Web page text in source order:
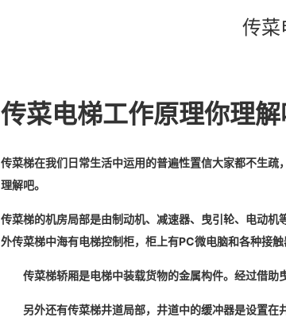
传菜
传菜电梯工作原理你理
传菜梯在我们日常生活中运用的普遍性置信大家都不生
理解吧。
传菜梯的机房局部是由制动机、减速器、曳引轮、电动
外传菜梯中海有电梯控制柜，柜上有PC微电脑和各种接
传菜梯轿厢是电梯中装载货物的金属构件。经过借助
另外还有传菜梯井道局部，井道中的缓冲器是设置在